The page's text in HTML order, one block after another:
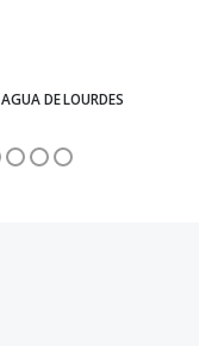
AGUA DE LOURDES